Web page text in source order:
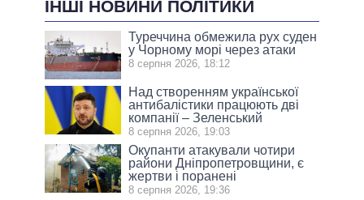
ІНШІ НОВИНИ ПОЛІТИКИ
Туреччина обмежила рух суден
у Чорному морі через атаки
8 серпня 2026, 18:12
Над створенням української
антибалістики працюють дві
компанії – Зеленський
8 серпня 2026, 19:03
Окупанти атакували чотири
райони Дніпропетровщини, є
жертви і поранені
8 серпня 2026, 19:36